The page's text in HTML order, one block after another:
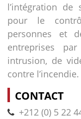
l’intégration de
pour le
personnes et
entreprises
intrusion, de
contre l’incendie.
CONTACT
+212 (0) 5 22